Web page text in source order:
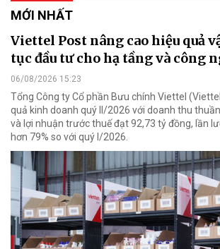
MỚI NHẤT
Viettel Post nâng cao hiệu quả
tục đầu tư cho hạ tầng và công
06/08/2026 15:23
Tổng Công ty Cổ phần Bưu chính Viettel
quả kinh doanh quý II/2026 với doanh thu
và lợi nhuận trước thuế đạt 92,73 tỷ đồng, lần
hơn 79% so với quý I/2026.